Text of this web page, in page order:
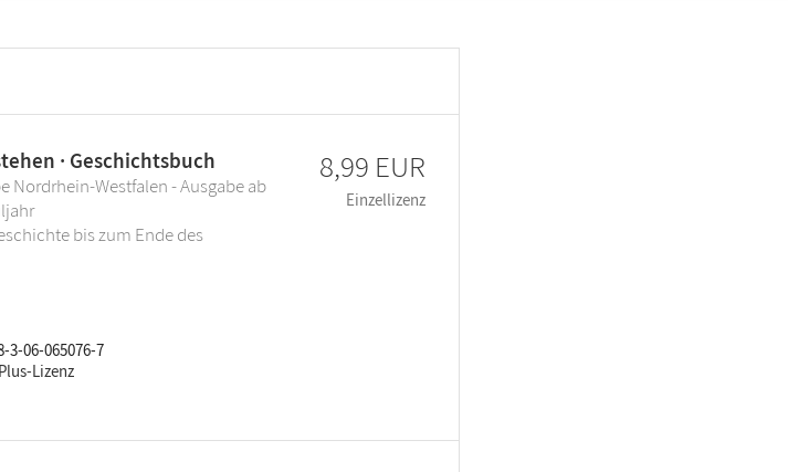
· Geschichtsbuch
Nordrhein-Westfalen - Ausgabe ab
bis zum Ende des
3-06-065076-7
Lizenz
8,99 EUR
Einzellizenz